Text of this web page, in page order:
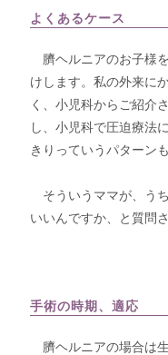
よくあるケース
臍ヘルニアのお子様
けします。私の外来に
く、小児科からご紹介
し、小児科で圧迫療法
きりっていうパターン
そういうママが、う
いいんですか、と質問
手術の時期、適応
臍ヘルニアの場合は